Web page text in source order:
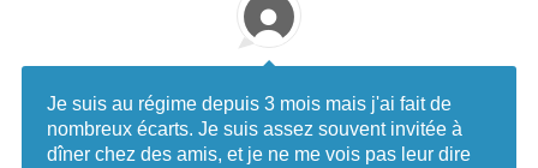
Je suis au régime depuis 3 mois mais j'ai fait de
nombreux écarts. Je suis assez souvent invitée à
dîner chez des amis, et je ne me vois pas leur dire